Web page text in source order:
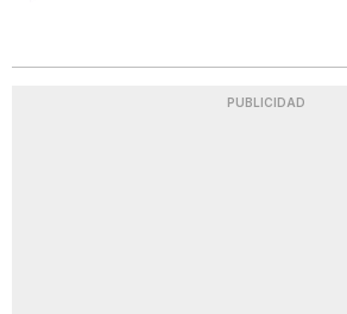
PUBLICIDAD